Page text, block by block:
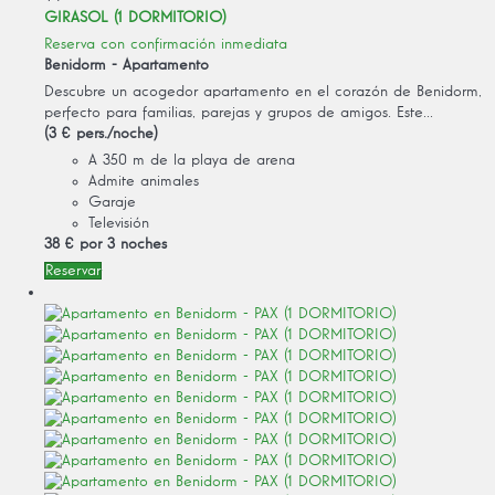
GIRASOL (1 DORMITORIO)
Reserva con confirmación inmediata
Benidorm - Apartamento
Descubre un acogedor apartamento en el corazón de Benidorm,
perfecto para familias, parejas y grupos de amigos. Este...
(3 € pers./noche)
A 350 m de la playa de arena
Admite animales
Garaje
Televisión
38 € por 3 noches
Reservar